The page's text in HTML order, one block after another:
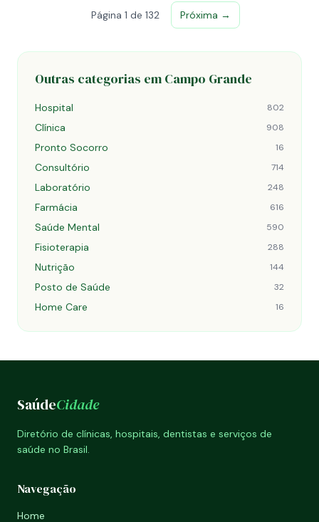
Página 1 de 132 Próxima →
Outras categorias em Campo Grande
Hospital 802
Clínica 908
Pronto Socorro 16
Consultório 714
Laboratório 248
Farmácia 616
Saúde Mental 590
Fisioterapia 288
Nutrição 144
Posto de Saúde 32
Home Care 16
SaúdeCidade
Diretório de clínicas, hospitais, dentistas e serviços de
saúde no Brasil.
Navegação
Home